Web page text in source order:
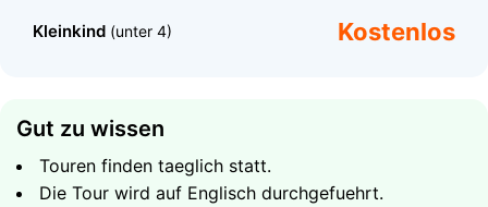
Naturattraktionen von Koh Samui. Wasser stuerzt
sich von der Hitze abzukuehlen und einige
beliebtesten Stopps der gesamten Military Jeep Safari.
Kleinkind (unter 4) Kostenlos
Gut zu wissen
Touren finden taeglich statt.
Die Tour wird auf Englisch durchgefuehrt.